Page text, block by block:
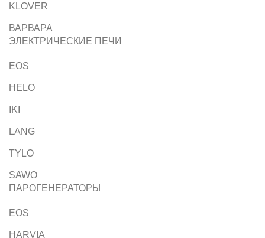
KLOVER
ВАРВАРА
ЭЛЕКТРИЧЕСКИЕ ПЕЧИ
EOS
HELO
IKI
LANG
TYLO
SAWO
ПАРОГЕНЕРАТОРЫ
EOS
HARVIA